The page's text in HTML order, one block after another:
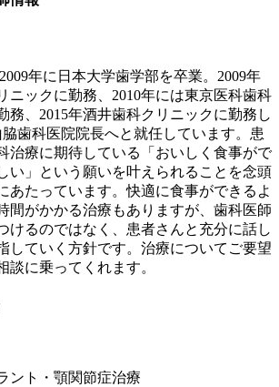
年に日本大学歯学部を卒業。2009年
ニックに勤務、2010年には東京医科歯科
務、2015年酒井歯科クリニックに勤務し
歯科医院院長へと就任しています。患
治療に期待している「おいしく食事がで
い」という願いを叶えられることを念頭
あたっています。快適に食事ができるよ
間がかかる治療もありますが、歯科医師
けるのではなく、患者さんと充分に話し
していく方針です。治療についてご要望
談に乗ってくれます。
ント・顎関節症治療